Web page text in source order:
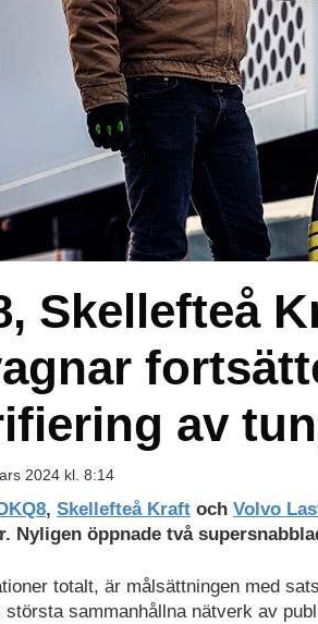
Skellefteå
av
2024 kl. 8:14
, Skellefteå Kraft och Volvo
Nyligen öppnade två
totalt, är målsättningen med
sammanhållna nätverk av